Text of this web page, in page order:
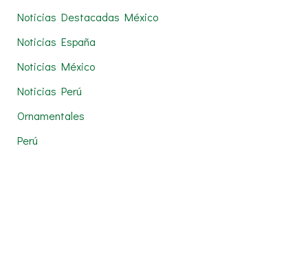
Noticias Destacadas México
Noticias España
Noticias México
Noticias Perú
Ornamentales
Perú